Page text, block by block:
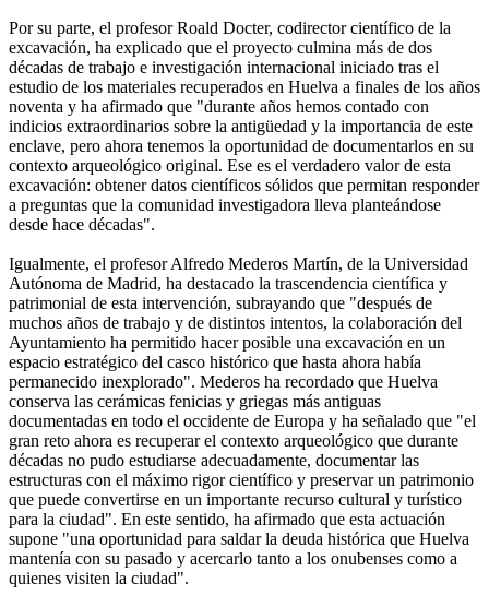
Por su parte, el profesor Roald Docter, codirector científico de la
excavación, ha explicado que el proyecto culmina más de dos
décadas de trabajo e investigación internacional iniciado tras el
estudio de los materiales recuperados en Huelva a finales de los años
noventa y ha afirmado que "durante años hemos contado con
indicios extraordinarios sobre la antigüedad y la importancia de este
enclave, pero ahora tenemos la oportunidad de documentarlos en su
contexto arqueológico original. Ese es el verdadero valor de esta
excavación: obtener datos científicos sólidos que permitan responder
a preguntas que la comunidad investigadora lleva planteándose
desde hace décadas".
Igualmente, el profesor Alfredo Mederos Martín, de la Universidad
Autónoma de Madrid, ha destacado la trascendencia científica y
patrimonial de esta intervención, subrayando que "después de
muchos años de trabajo y de distintos intentos, la colaboración del
Ayuntamiento ha permitido hacer posible una excavación en un
espacio estratégico del casco histórico que hasta ahora había
permanecido inexplorado". Mederos ha recordado que Huelva
conserva las cerámicas fenicias y griegas más antiguas
documentadas en todo el occidente de Europa y ha señalado que "el
gran reto ahora es recuperar el contexto arqueológico que durante
décadas no pudo estudiarse adecuadamente, documentar las
estructuras con el máximo rigor científico y preservar un patrimonio
que puede convertirse en un importante recurso cultural y turístico
para la ciudad". En este sentido, ha afirmado que esta actuación
supone "una oportunidad para saldar la deuda histórica que Huelva
mantenía con su pasado y acercarlo tanto a los onubenses como a
quienes visiten la ciudad".